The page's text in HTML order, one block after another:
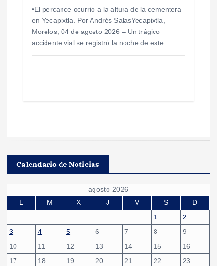
•​El percance ocurrió a la altura de la cementera
en Yecapixtla. Por Andrés SalasYecapixtla,
Morelos; 04 de agosto 2026 – ​Un trágico
accidente vial se registró la noche de este…
Calendario de Noticias
agosto 2026
L
M X J V S
D
1
2
3
4 5 6 7 8
9
10
11 12 13 14 15
16
17
18 19 20 21 22
23